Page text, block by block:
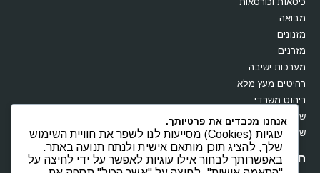
כיסאות וכורסאות
מבואה
מזנונים
מזרנים
מערכות ישיבה
רהיטים מעץ מלא
ריהוט משרדי
שולחנות
שידות וקומודות
אנחנו מכבדים את פרטיותך.
עוגיות (Cookies) מסייעות לנו לשפר את חוויית השימוש
שלך, להציג תוכן מותאם אישית ולנתח תנועה באתר.
באפשרותך לבחור אילו עוגיות לאפשר על ידי לחיצה על